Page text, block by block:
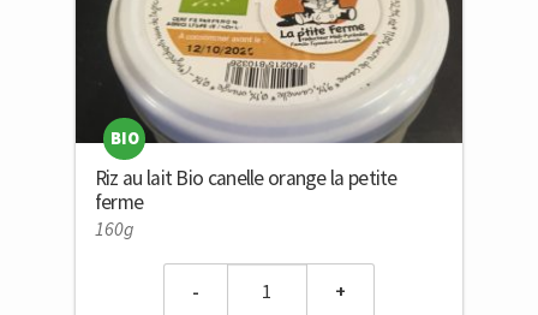
Riz au lait Bio canelle orange la petite
ferme
BIO
160g